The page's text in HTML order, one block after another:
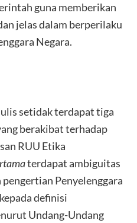
guna memberikan
jelas dalam berperilaku
Negara.
setidak terdapat tiga
berakibat terhadap
RUU Etika
terdapat ambiguitas
Penyelenggara
definisi
Undang-Undang